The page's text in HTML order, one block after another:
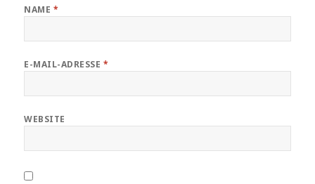
NAME *
E-MAIL-ADRESSE *
WEBSITE